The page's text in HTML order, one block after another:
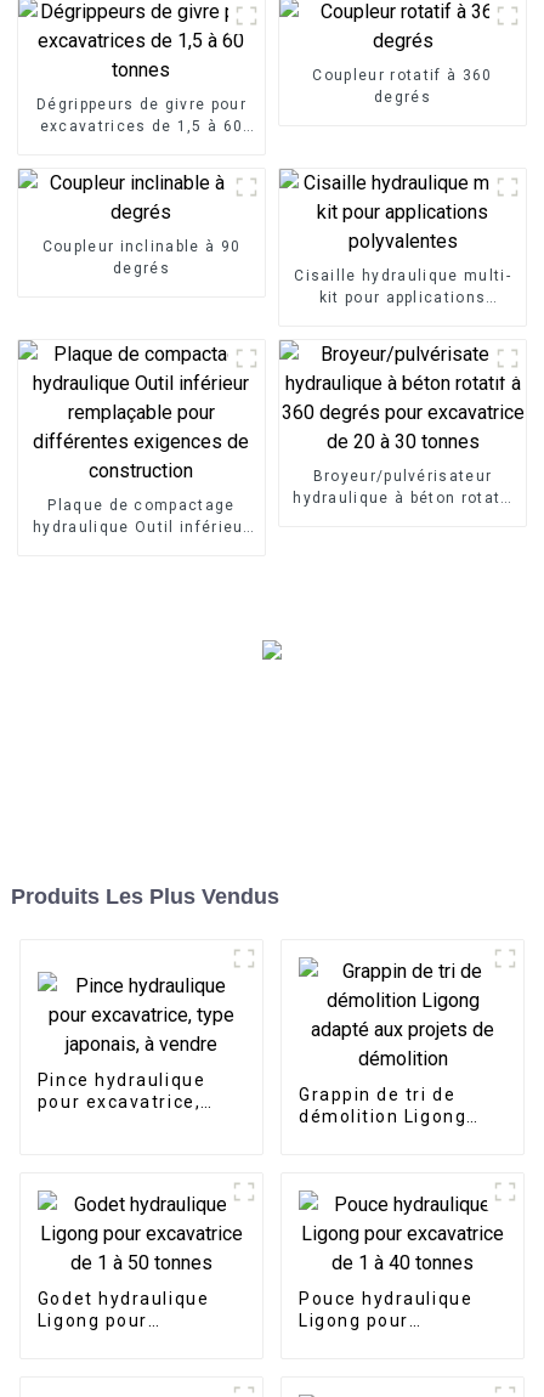
Dégrippeurs de givre pour
excavatrices de 1,5 à 60
Coupleur rotatif à 360
degrés
Coupleur inclinable à 90
degrés
Cisaille hydraulique multi-
kit pour applications
Plaque de compactage
hydraulique Outil inférieur
Broyeur/pulvérisateur
hydraulique à béton rotatif
Produits Les Plus Vendus
Pince hydraulique
pour excavatrice,
Grappin de tri de
démolition Ligong
Godet hydraulique
Ligong pour
Pouce hydraulique
Ligong pour